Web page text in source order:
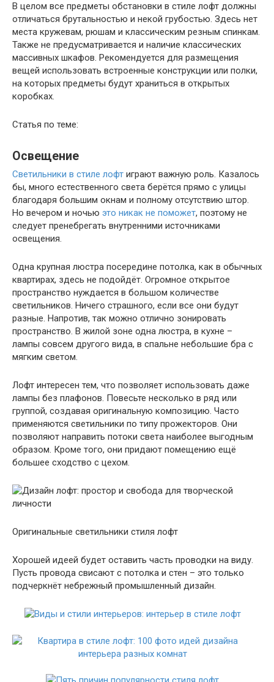
В целом все предметы обстановки в стиле лофт должны
отличаться брутальностью и некой грубостью. Здесь нет
места кружевам, рюшам и классическим резным спинкам.
Также не предусматривается и наличие классических
массивных шкафов. Рекомендуется для размещения
вещей использовать встроенные конструкции или полки,
на которых предметы будут храниться в открытых
коробках.
Статья по теме:
Освещение
Светильники в стиле лофт играют важную роль. Казалось
бы, много естественного света берётся прямо с улицы
благодаря большим окнам и полному отсутствию штор.
Но вечером и ночью это никак не поможет, поэтому не
следует пренебрегать внутренними источниками
освещения.
Одна крупная люстра посередине потолка, как в обычных
квартирах, здесь не подойдёт. Огромное открытое
пространство нуждается в большом количестве
светильников. Ничего страшного, если все они будут
разные. Напротив, так можно отлично зонировать
пространство. В жилой зоне одна люстра, в кухне –
лампы совсем другого вида, в спальне небольшие бра с
мягким светом.
Лофт интересен тем, что позволяет использовать даже
лампы без плафонов. Повесьте несколько в ряд или
группой, создавая оригинальную композицию. Часто
применяются светильники по типу прожекторов. Они
позволяют направить потоки света наиболее выгодным
образом. Кроме того, они придают помещению ещё
большее сходство с цехом.
Оригинальные светильники стиля лофт
Хорошей идеей будет оставить часть проводки на виду.
Пусть провода свисают с потолка и стен – это только
подчеркнёт небрежный промышленный дизайн.